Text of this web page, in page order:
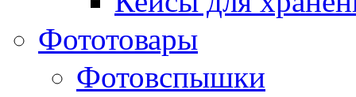
Фототовары
Фотовспышки